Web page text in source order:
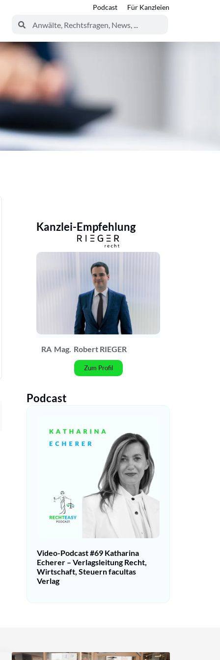
Podcast Für Kanzleien
Kanzlei-Empfehlung
RA Mag. Robert RIEGER
Zum Profil
Podcast
Video-Podcast #69 Katharina
Echerer – Verlagsleitung Recht,
Wirtschaft, Steuern facultas
Verlag